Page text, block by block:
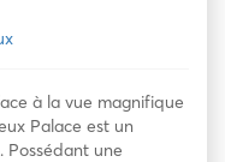
à la vue magnifique
Palace est un
une